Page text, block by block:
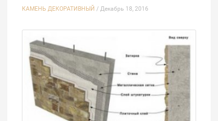
КАМЕНЬ ДЕКОРАТИВНЫЙ / Декабрь 18, 2016